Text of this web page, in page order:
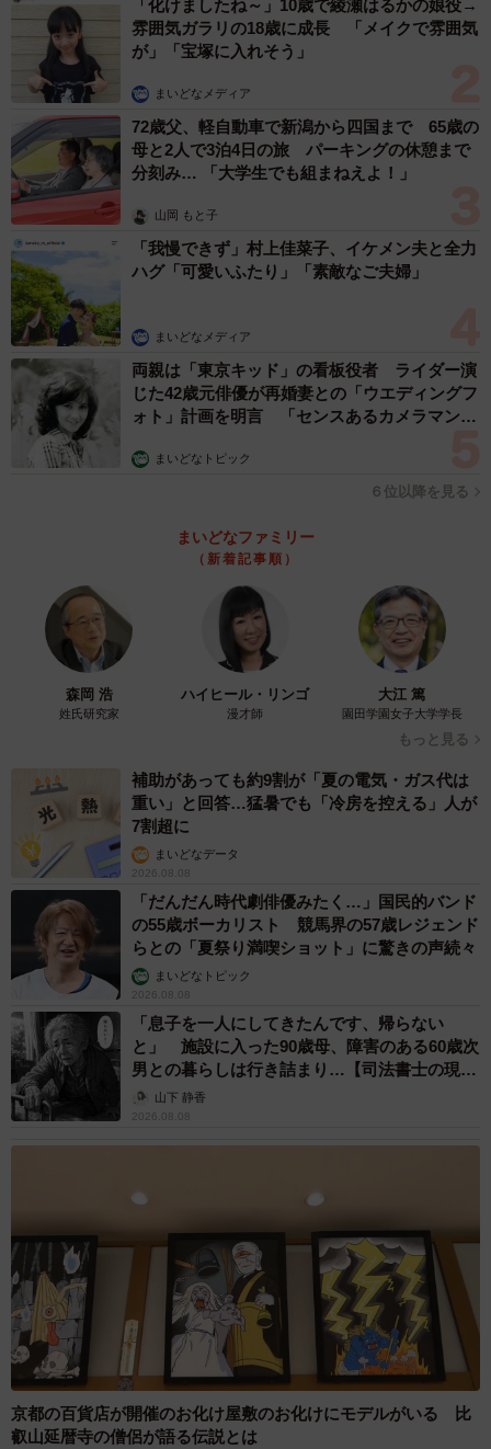
「化けましたね～」10歳で綾瀬はるかの娘役→
雰囲気ガラリの18歳に成長 「メイクで雰囲気
が」「宝塚に入れそう」
まいどなメディア
72歳父、軽自動車で新潟から四国まで 65歳の
母と2人で3泊4日の旅 パーキングの休憩まで
分刻み… 「大学生でも組まねえよ！」
山岡 もと子
「我慢できず」村上佳菜子、イケメン夫と全力
ハグ「可愛いふたり」「素敵なご夫婦」
まいどなメディア
両親は「東京キッド」の看板役者 ライダー演
じた42歳元俳優が再婚妻との「ウエディングフ
ォト」計画を明言 「センスあるカメラマン求
まいどなトピック
６位以降を見る
まいどなファミリー
（新着記事順）
森岡 浩
姓氏研究家
ハイヒール・リンゴ
漫才師
大江 篤
園田学園女子大学学長
もっと見る
補助があっても約9割が「夏の電気・ガス代は
重い」と回答…猛暑でも「冷房を控える」人が
7割超に
まいどなデータ
2026.08.08
「だんだん時代劇俳優みたく…」国民的バンド
の55歳ボーカリスト 競馬界の57歳レジェンド
らとの「夏祭り満喫ショット」に驚きの声続々
まいどなトピック
2026.08.08
「息子を一人にしてきたんです、帰らない
と」 施設に入った90歳母、障害のある60歳次
男との暮らしは行き詰まり…【司法書士の現場
から】山下 静香
2026.08.08
京都の百貨店が開催のお化け屋敷のお化けにモデルがいる 比
叡山延暦寺の僧侶が語る伝説とは